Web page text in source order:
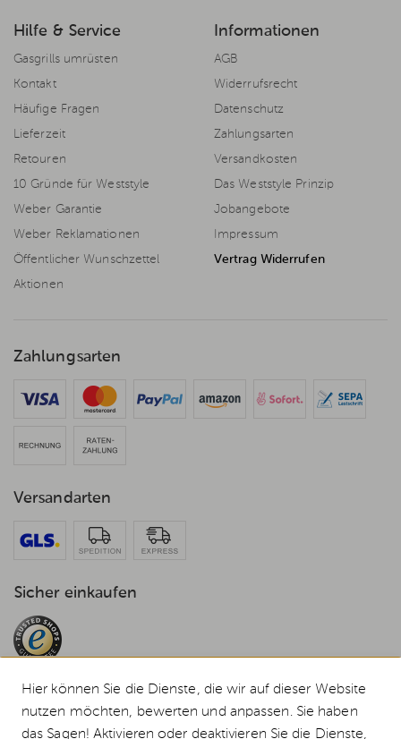
Hilfe & Service
Gasgrills umrüsten
Kontakt
Häufige Fragen
Lieferzeit
Retouren
10 Gründe für Weststyle
Weber Garantie
Weber Reklamationen
Öffentlicher Wunschzettel
Aktionen
Informationen
AGB
Widerrufsrecht
Datenschutz
Zahlungsarten
Versandkosten
Das Weststyle Prinzip
Jobangebote
Impressum
Vertrag Widerrufen
Zahlungsarten
Versandarten
Sicher einkaufen
Hier können Sie die Dienste, die wir auf dieser Website
nutzen möchten, bewerten und anpassen. Sie haben
das Sagen! Aktivieren oder deaktivieren Sie die Dienste,